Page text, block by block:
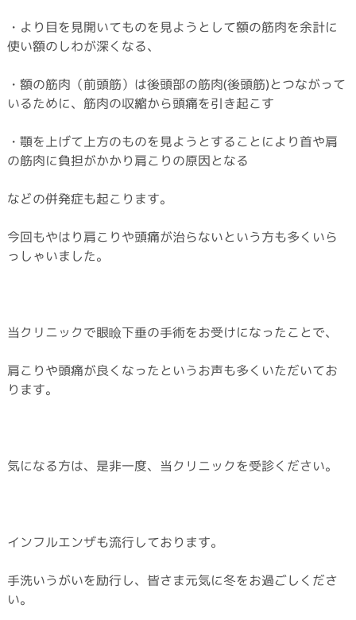
・より目を見開いてものを見ようとして額の筋肉を余計に
使い額のしわが深くなる、
・額の筋肉（前頭筋）は後頭部の筋肉(後頭筋)とつながって
いるために、筋肉の収縮から頭痛を引き起こす
・顎を上げて上方のものを見ようとすることにより首や肩
の筋肉に負担がかかり肩こりの原因となる
などの併発症も起こります。
今回もやはり肩こりや頭痛が治らないという方も多くいら
っしゃいました。
当クリニックで眼瞼下垂の手術をお受けになったことで、
肩こりや頭痛が良くなったというお声も多くいただいてお
ります。
気になる方は、是非一度、当クリニックを受診ください。
インフルエンザも流行しております。
手洗いうがいを励行し、皆さま元気に冬をお過ごしくださ
い。